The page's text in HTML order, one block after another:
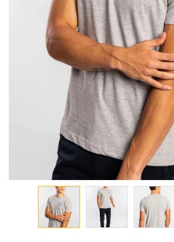
Facebook
Login comFacebook